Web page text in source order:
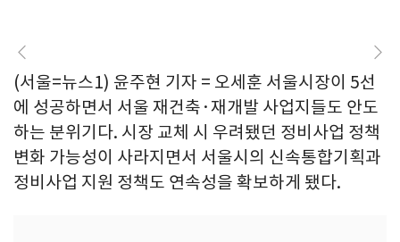
(서울=뉴스1) 윤주현 기자 = 오세훈 서울시장이 5선
에 성공하면서 서울 재건축·재개발 사업지들도 안도
하는 분위기다. 시장 교체 시 우려됐던 정비사업 정책
변화 가능성이 사라지면서 서울시의 신속통합기획과
정비사업 지원 정책도 연속성을 확보하게 됐다.